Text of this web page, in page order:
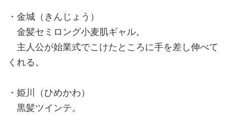
・金城（きんじょう）
金髪セミロング小麦肌ギャル。
主人公が始業式でこけたところに手を差し伸べて
くれる。
・姫川（ひめかわ）
黒髪ツインテ。